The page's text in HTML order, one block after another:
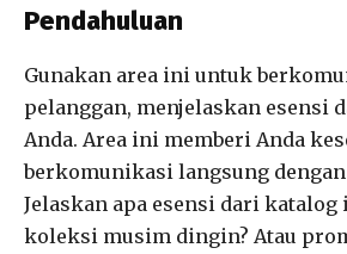
Pendahuluan
Gunakan area ini untuk
pelanggan, menjelaskan esensi
Anda. Area ini memberi Anda
berkomunikasi langsung
Jelaskan apa esensi dari
koleksi musim dingin? Atau